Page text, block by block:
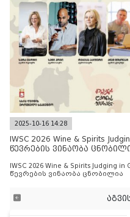
2025-10-16 14:28
IWSC 2026 Wine & Spirits
წევრების ვინაობა
IWSC 2026 Wine & Spirits Judging
წევრების ვინაობა ცნობილია